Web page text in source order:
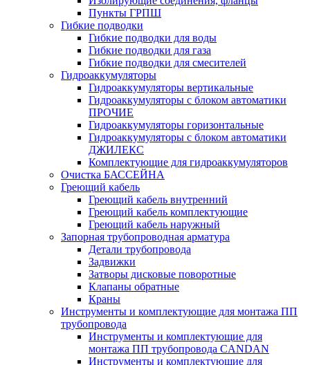
Пункты ГРПШ
Гибкие подводки
Гибкие подводки для воды
Гибкие подводки для газа
Гибкие подводки для смесителей
Гидроаккумуляторы
Гидроаккумуляторы вертикальные
Гидроаккумуляторы с блоком автоматики
ПРОЧИЕ
Гидроаккумуляторы горизонтальные
Гидроаккумуляторы с блоком автоматики
ДЖИЛЕКС
Комплектующие для гидроаккумуляторов
Очистка БАССЕЙНА
Греющий кабель
Греющий кабель внутренний
Греющий кабель комплектующие
Греющий кабель наружный
Запорная трубопроводная арматура
Детали трубопровода
Задвижки
Затворы дисковые поворотные
Клапаны обратные
Краны
Инструменты и комплектующие для монтажа ПП
трубопровода
Инструменты и комплектующие для
монтажа ПП трубопровода CANDAN
Инструменты и комплектующие для